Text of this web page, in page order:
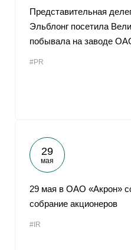
Представительная
Эльблонг посетила
побывала на заводе
#PR
29
мая
29 мая в ОАО «Акрон»
собрание акционеров
#IR